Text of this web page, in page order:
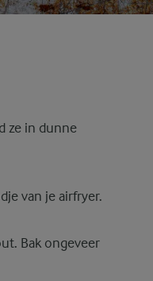
ze in dunne
van je airfryer.
Bak ongeveer